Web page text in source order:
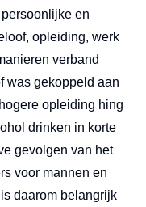
en
opleiding, werk
verband
was gekoppeld aan
opleiding hing
drinken in korte
gevolgen van het
voor mannen en
daarom belangrijk